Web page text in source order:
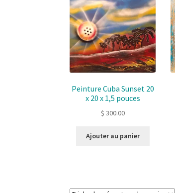
Peinture Cuba Sunset 20
x 20 x 1,5 pouces
$ 300.00
Ajouter au panier